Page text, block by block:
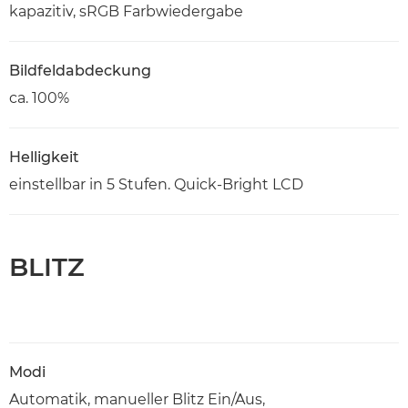
kapazitiv, sRGB Farbwiedergabe
Bildfeldabdeckung
ca. 100%
Helligkeit
einstellbar in 5 Stufen. Quick-Bright LCD
BLITZ
Modi
Automatik, manueller Blitz Ein/Aus,